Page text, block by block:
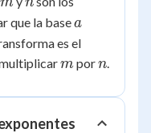
que la basea
a
es el
m
m porn
n.